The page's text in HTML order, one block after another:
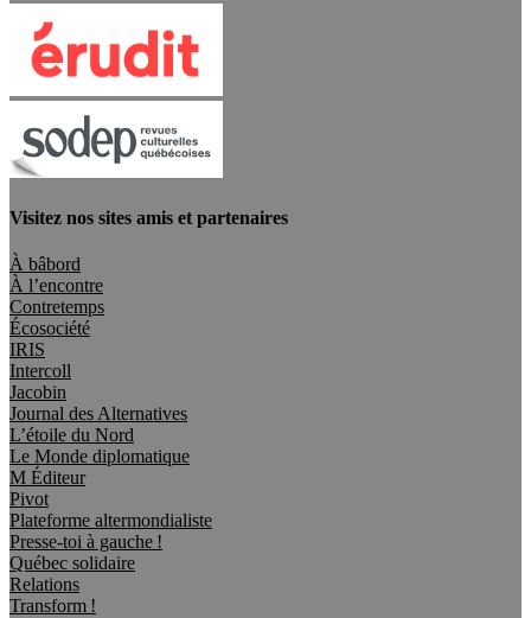
Visitez nos sites amis et partenaires
À bâbord
À l’encontre
Contretemps
Écosociété
IRIS
Intercoll
Jacobin
Journal des Alternatives
L’étoile du Nord
Le Monde diplomatique
M Éditeur
Pivot
Plateforme altermondialiste
Presse-toi à gauche !
Québec solidaire
Relations
Transform !